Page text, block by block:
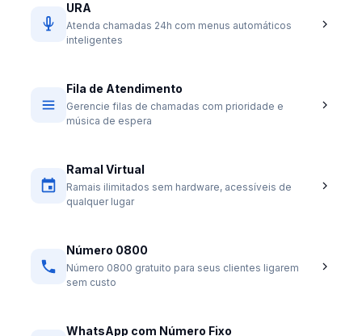
URA
Atenda chamadas 24h com menus automáticos
inteligentes
Fila de Atendimento
Gerencie filas de chamadas com prioridade e
música de espera
Ramal Virtual
Ramais ilimitados sem hardware, acessíveis de
qualquer lugar
Número 0800
Número 0800 gratuito para seus clientes ligarem
sem custo
WhatsApp com Número Fixo